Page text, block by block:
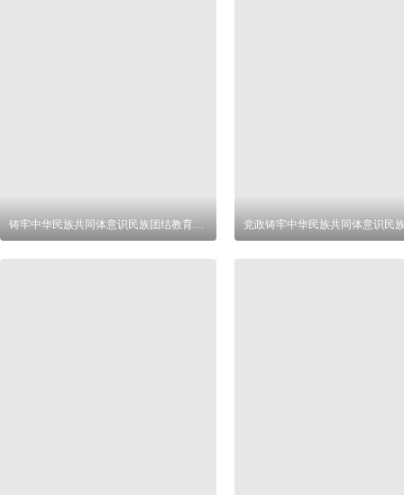
铸牢中华民族共同体意识民族团结教育展板